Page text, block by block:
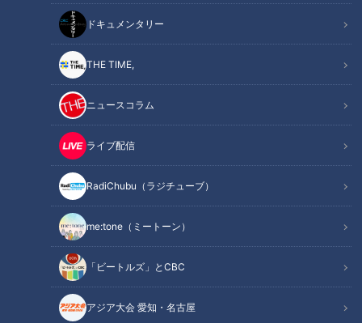
ドキュメンタリー
THE TIME,
ニュースコラム
ライブ配信
RadiChubu（ラジチューブ）
me:tone（ミートーン）
「ビートルズ」とCBC
アジア大会 愛知・名古屋
きをしていたのか？をばっちり撮影しています！イベントが始
まるその瞬間、裏ではどんな動きだったのか？カラオケ大会の
前に最後まで準備していたメンバーは？みてちょてれびの公開
収録は？テレビでも放送されない貴重なVlogをぜひお楽しみ
ください✨
■チャンネル登録・コメント＆グッドボタンもよろしくお願い
します！■
------------------------------------------------------------
-----------
【動画もみてちょ】
https://youtube.com/live/nmHzHsiIrhY?feature=share
https://youtube.com/live/8jhOfsq9hLM?feature=share
https://youtu.be/ID1tf167Yxc